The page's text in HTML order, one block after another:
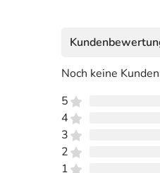
Noch keine
5
4
3
2
1